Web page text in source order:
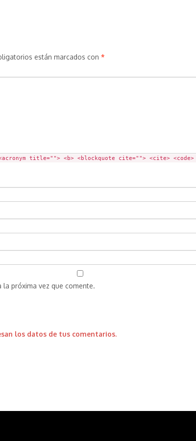
están marcados con *
title=""> <b> <blockquote cite=""> <cite> <code>
próxima vez que comente.
los datos de tus comentarios.